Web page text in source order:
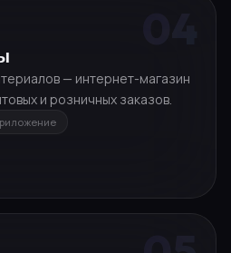
— интернет-магазин
и розничных заказов.